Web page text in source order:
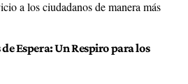
a los ciudadanos de manera más
Espera: Un Respiro para los